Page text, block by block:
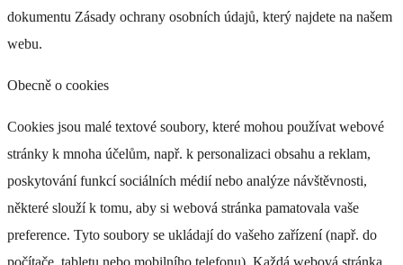
dokumentu Zásady ochrany osobních údajů, který najdete na našem
webu.
Obecně o cookies
Cookies jsou malé textové soubory, které mohou používat webové
stránky k mnoha účelům, např. k personalizaci obsahu a reklam,
poskytování funkcí sociálních médií nebo analýze návštěvnosti,
některé slouží k tomu, aby si webová stránka pamatovala vaše
preference. Tyto soubory se ukládají do vašeho zařízení (např. do
počítače, tabletu nebo mobilního telefonu). Každá webová stránka